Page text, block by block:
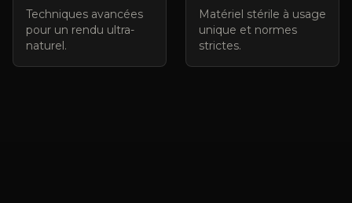
Techniques avancées
pour un rendu ultra-
naturel.
Matériel stérile à usage
unique et normes
strictes.